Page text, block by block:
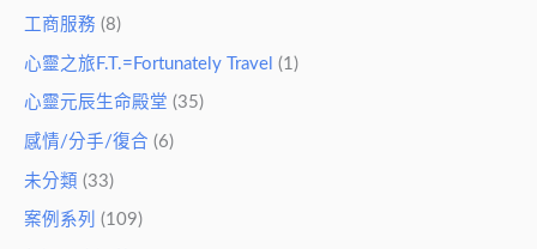
工商服務 (8)
心靈之旅F.T.=Fortunately Travel (1)
心靈元辰生命殿堂 (35)
感情/分手/復合 (6)
未分類 (33)
案例系列 (109)